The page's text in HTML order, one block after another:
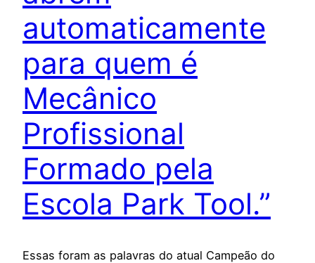
automaticamente
para quem é
Mecânico
Profissional
Formado pela
Escola Park Tool.”
Essas foram as palavras do atual Campeão do